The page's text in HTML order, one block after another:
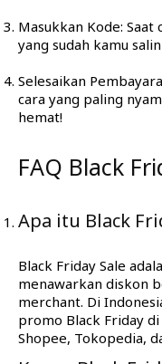
Masukkan Kode:
yang sudah kamu
Selesaikan
cara yang paling
hemat!
FAQ Black
Apa itu Black
Black Friday Sale
menawarkan diskon
merchant. Di
promo Black Friday
Shopee, Tokopedia,